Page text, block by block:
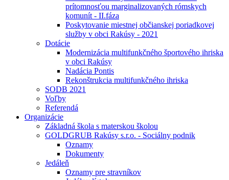
prítomnosťou marginalizovaných rómskych
komunít - II.fáza
Poskytovanie miestnej občianskej poriadkovej
služby v obci Rakúsy - 2021
Dotácie
Modernizácia multifunkčného športového ihriska
v obci Rakúsy
Nadácia Pontis
Rekonštrukcia multifunkčného ihriska
SODB 2021
Voľby
Referendá
Organizácie
Základná škola s materskou školou
GOLDGRUB Rakúsy s.r.o. - Sociálny podnik
Oznamy
Dokumenty
Jedáleň
Oznamy pre stravníkov